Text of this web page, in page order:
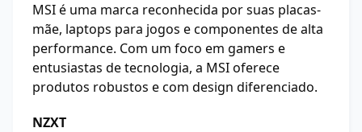
MSI é uma marca reconhecida por suas placas-
mãe, laptops para jogos e componentes de alta
performance. Com um foco em gamers e
entusiastas de tecnologia, a MSI oferece
produtos robustos e com design diferenciado.
NZXT